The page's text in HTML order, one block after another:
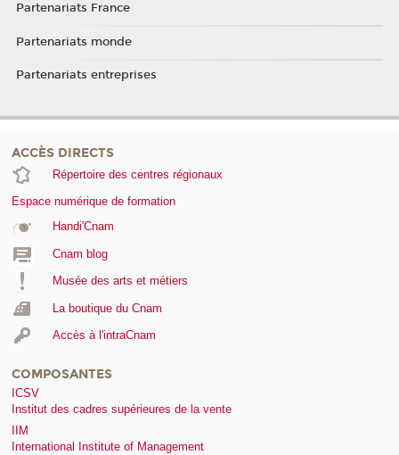
Partenariats France
Partenariats monde
Partenariats entreprises
ACCÈS DIRECTS
Répertoire des centres régionaux
Espace numérique de formation
Handi'Cnam
Cnam blog
Musée des arts et métiers
La boutique du Cnam
Accès à l'intraCnam
COMPOSANTES
ICSV
Institut des cadres supérieures de la vente
IIM
International Institute of Management